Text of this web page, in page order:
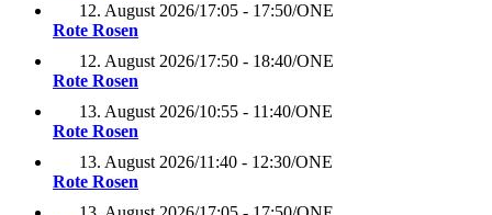
12. August 2026/17:05 - 17:50/ONE
Rote Rosen
12. August 2026/17:50 - 18:40/ONE
Rote Rosen
13. August 2026/10:55 - 11:40/ONE
Rote Rosen
13. August 2026/11:40 - 12:30/ONE
Rote Rosen